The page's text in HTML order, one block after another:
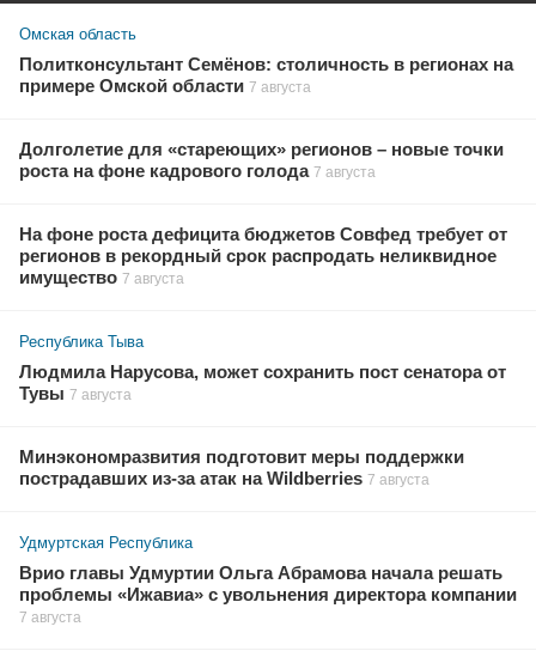
Омская область
Политконсультант Семёнов: столичность в регионах на
примере Омской области 7 августа
Долголетие для «стареющих» регионов – новые точки
роста на фоне кадрового голода 7 августа
На фоне роста дефицита бюджетов Совфед требует от
регионов в рекордный срок распродать неликвидное
имущество 7 августа
Республика Тыва
Людмила Нарусова, может сохранить пост сенатора от
Тувы 7 августа
Минэкономразвития подготовит меры поддержки
пострадавших из-за атак на Wildberries 7 августа
Удмуртская Республика
Врио главы Удмуртии Ольга Абрамова начала решать
проблемы «Ижавиа» с увольнения директора компании
7 августа